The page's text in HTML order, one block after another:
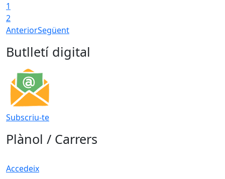
1
2
AnteriorSegüent
Butlletí digital
Subscriu-te
Plànol / Carrers
Accedeix